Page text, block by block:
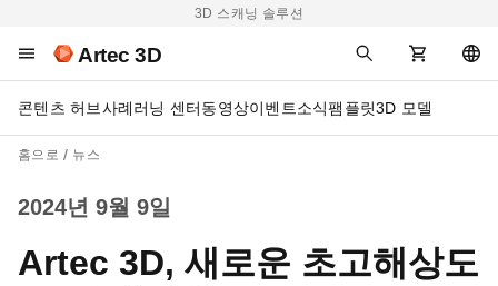
3D 스캐닝 솔루션
Artec 3D
콘텐츠 허브사례러닝 센터동영상이벤트소식팸플릿3D 모델
홈으로 뉴스
2024년 9월 9일
Artec 3D, 새로운 초고해상도